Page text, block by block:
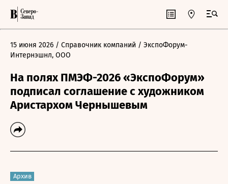
15 июня 2026 / Справочник компаний / ЭкспоФорум-
Интернэшнл, ООО
На полях ПМЭФ-2026 «ЭкспоФорум»
подписал соглашение с художником
Аристархом Чернышевым
Архив